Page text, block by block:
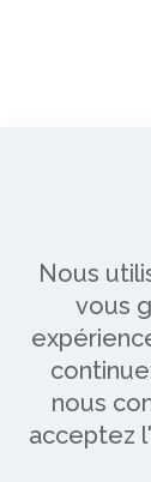
Nous
vous
nous
acceptez